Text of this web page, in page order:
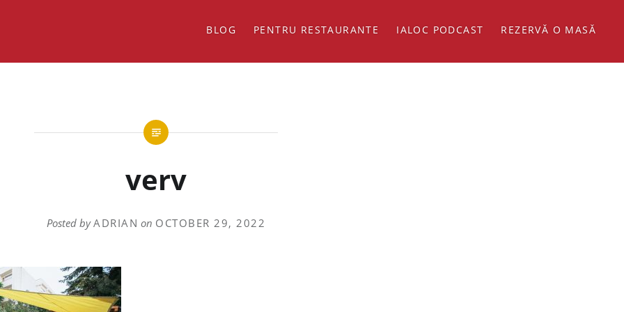
BLOG PENTRU RESTAURANTE IALOC PODCAST REZERVĂ O MASĂ
verv
Posted byADRIAN on OCTOBER 29, 2022